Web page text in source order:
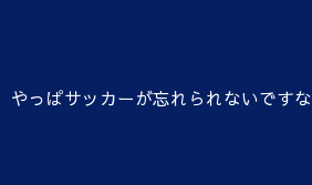
やっぱサッカーが忘れられないですな